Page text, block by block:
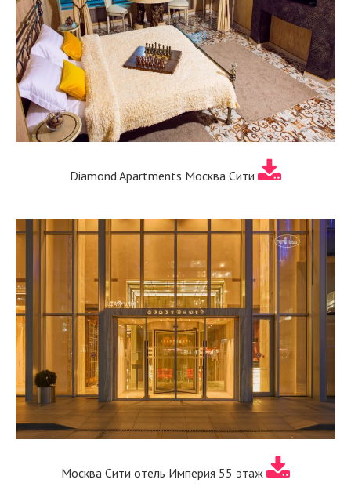
Diamond Apartments Москва Сити
Москва Сити отель Империя 55 этаж